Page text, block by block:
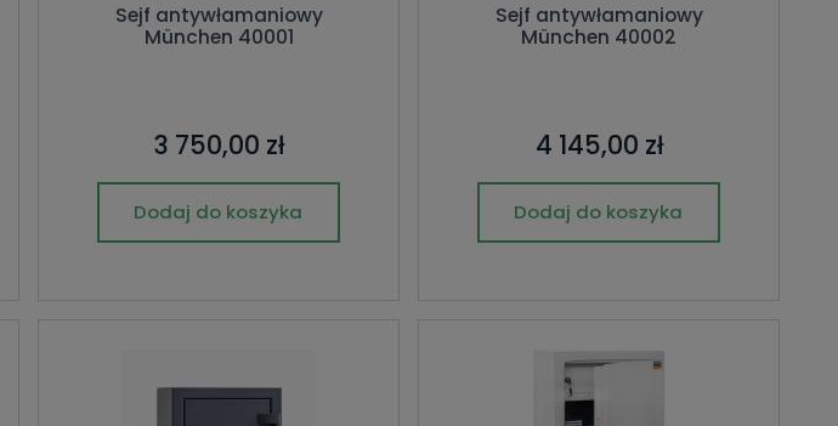
Sejf antywłamaniowy
München 40001
3 750,00 zł
Dodaj do koszyka
Sejf antywłamaniowy
München 40002
4 145,00 zł
Dodaj do koszyka